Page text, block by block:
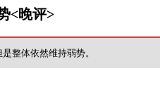
<晚评>
整体依然维持弱势。